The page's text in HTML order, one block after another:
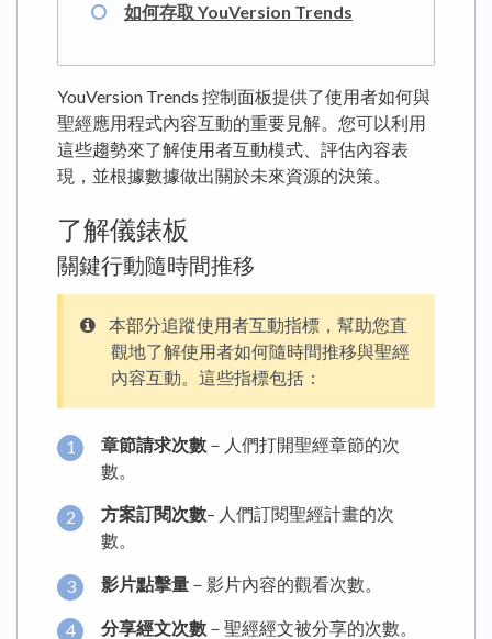
如何存取 YouVersion Trends
YouVersion Trends 控制面板提供了使用者如何與
聖經應用程式內容互動的重要見解。您可以利用
這些趨勢來了解使用者互動模式、評估內容表
現，並根據數據做出關於未來資源的決策。
了解儀錶板
關鍵行動隨時間推移
本部分追蹤使用者互動指標，幫助您直
觀地了解使用者如何隨時間推移與聖經
內容互動。這些指標包括：
章節請求次數 －人們打開聖經章節的次
數。
方案訂閱次數– 人們訂閱聖經計畫的次
數。
影片點擊量 －影片內容的觀看次數。
分享經文次數 －聖經經文被分享的次數。